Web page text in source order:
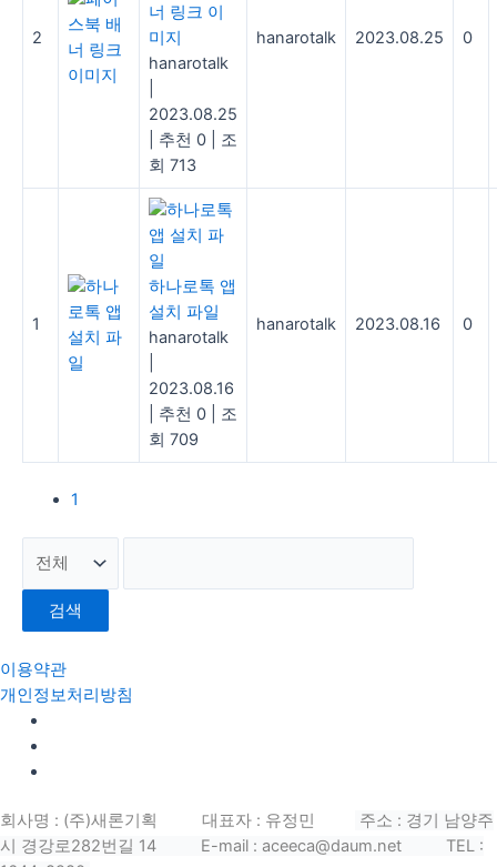
2
너 링크 이
미지
hanarotalk
2023.08.25
추천 0
조
회 713
hanarotalk 2023.08.25 0
1
하나로톡 앱
설치 파일
hanarotalk
2023.08.16
추천 0
조
회 709
hanarotalk 2023.08.16 0
1
검색
이용약관
개인정보처리방침
회사명 : (주)새론기획 대표자 : 유정민
주소 : 경기 남양주
시 경강로282번길 14
E-mail : aceeca@daum.net TEL :